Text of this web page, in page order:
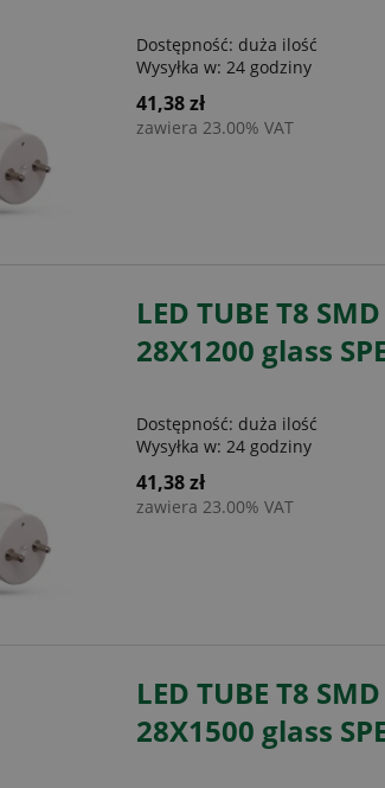
Dostępność: duża ilość
Wysyłka w: 24 godziny
41,38 zł
zawiera 23.00% VAT
LED TUBE T8
28X1200 glass
Dostępność: duża ilość
Wysyłka w: 24 godziny
41,38 zł
zawiera 23.00% VAT
LED TUBE T8
28X1500 glass